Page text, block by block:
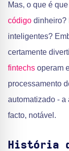
Mas, o que é
código dinheiro?
inteligentes?
certamente
fintechs operam
processamento
automatizado - a
facto, notável.
História